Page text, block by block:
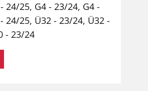
24/25, G4 - 23/24, G4 -
24/25, Ü32 - 23/24, Ü32 -
- 23/24